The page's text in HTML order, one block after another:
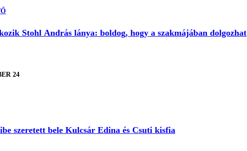
Stohl András lánya: boldog, hogy a szakmájában dolgozhat
24
szeretett bele Kulcsár Edina és Csuti kisfia